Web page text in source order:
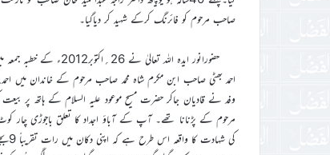
صاحب مرحوم کو فائرنگ کرکے شہید کر دیاگیا۔
حضورانور ایدہ اللہ
احمد بھٹی صاحب ابن مکرم شاہ محمد صاحب مرحوم کے خاندان
وفد نے قادیان جاکر حضرت مسیح موعود علیہ السلام کے ہاتھ پر
مرحوم کے پڑنانا تھے۔ آپ کے آباؤ اجداد کا تعلق باجوڑی چار
کی